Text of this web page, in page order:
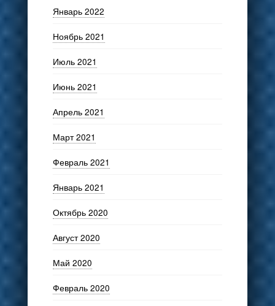
Январь 2022
Ноябрь 2021
Июль 2021
Июнь 2021
Апрель 2021
Март 2021
Февраль 2021
Январь 2021
Октябрь 2020
Август 2020
Май 2020
Февраль 2020